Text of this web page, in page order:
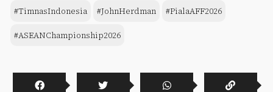
#TimnasIndonesia #JohnHerdman #PialaAFF2026
#ASEANChampionship2026